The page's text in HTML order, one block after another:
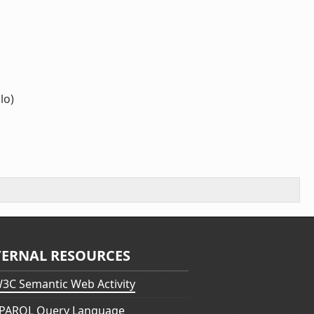
RESOURCES
Semantic Web Activity
Query Language